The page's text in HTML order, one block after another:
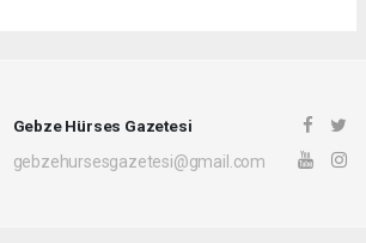
Gebze Hürses Gazetesi
gebzehursesgazetesi@gmail.com